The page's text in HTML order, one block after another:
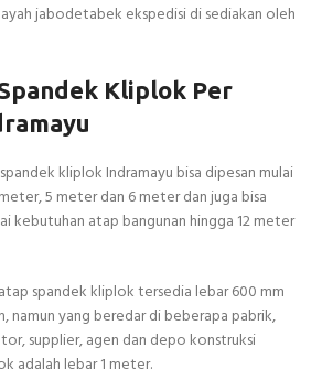
jabodetabek ekspedisi di sediakan oleh
Kliplok Per
kliplok Indramayu bisa dipesan mulai
5 meter dan 6 meter dan juga bisa
kebutuhan atap bangunan hingga 12 meter
spandek kliplok tersedia lebar 600 mm
namun yang beredar di beberapa pabrik,
supplier, agen dan depo konstruksi
adalah lebar 1 meter.